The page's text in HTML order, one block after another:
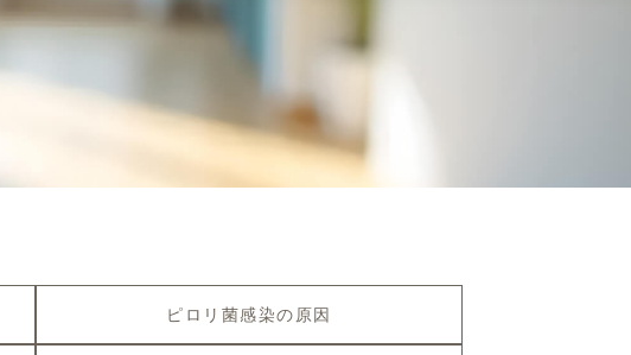
ピロリ菌感染の原因